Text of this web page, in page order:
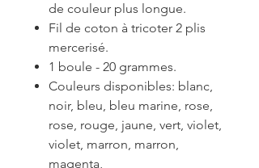
de couleur plus longue.
Fil de coton à tricoter 2 plis
mercerisé.
1 boule - 20 grammes.
Couleurs disponibles: blanc,
noir, bleu, bleu marine, rose,
rose, rouge, jaune, vert, violet,
violet, marron, marron,
magenta,